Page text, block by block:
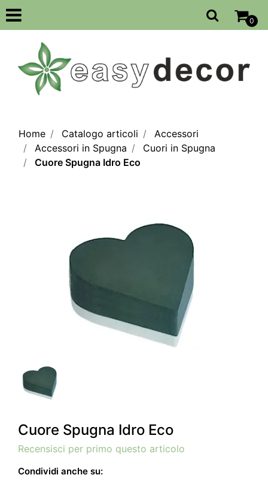
Open
0
Home Catalogo articoli
Accessori
Accessori in Spugna
Cuori in Spugna
Cuore Spugna Idro Eco
Cuore Spugna Idro Eco
Recensisci per primo questo articolo
Condividi anche su: